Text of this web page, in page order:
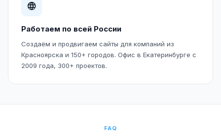
Работаем по всей России
Создаём и продвигаем сайты для компаний из
Красноярска и 150+ городов. Офис в Екатеринбурге с
2009 года, 300+ проектов.
FAQ